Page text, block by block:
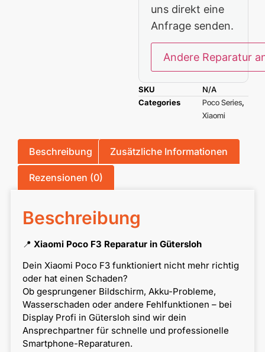
uns direkt eine
Anfrage senden.
Andere Reparatur
SKU
N/A
Categories
Poco Series,
Xiaomi
Beschreibung Zusätzliche Informationen
Rezensionen (0)
Beschreibung
📍 Xiaomi Poco F3 Reparatur in Gütersloh
Dein Xiaomi Poco F3 funktioniert nicht mehr richtig
oder hat einen Schaden?
Ob gesprungener Bildschirm, Akku-Probleme,
Wasserschaden oder andere Fehlfunktionen – bei
Display Profi in Gütersloh sind wir dein
Ansprechpartner für schnelle und professionelle
Smartphone-Reparaturen.